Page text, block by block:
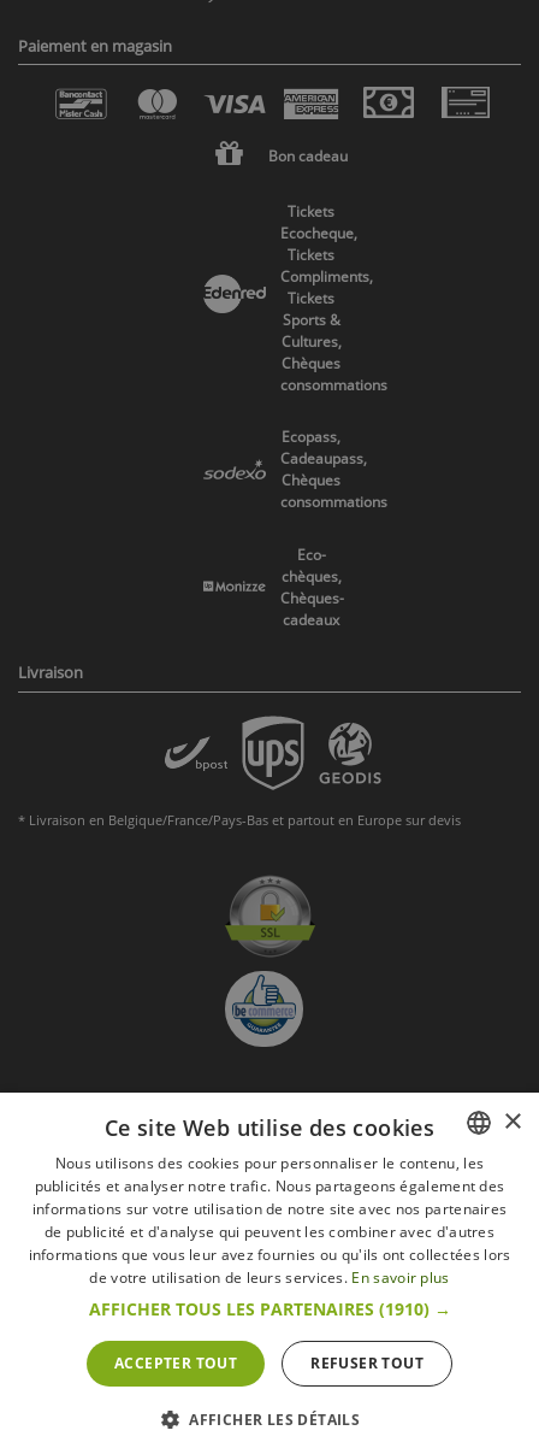
Paiement en magasin
Bon cadeau
Tickets
Ecocheque,
Tickets
Compliments,
Tickets
Sports &
Cultures,
Chèques
consommations
Ecopass,
Cadeaupass,
Chèques
consommations
Eco-
chèques,
Chèques-
cadeaux
Livraison
* Livraison en Belgique/France/Pays-Bas et partout en Europe sur devis
S'abonner à la Newsletter
Je suis d'accord avec les Mentions légales
Toutes les marques Conditions générales
Mentions légales
Retour & Droit de rétractation
FAQ Recrutement
s'entendent toutes taxes comprises.
Conformément au livre VI « Pratiques du marché et protection du consommateur » du
Code belge de droit économique.
Le Client agissant en tant que consommateur dispose d’un droit de
Que faire en cas de litige,Plus d'infos
FRENCH
DUTCH
×
Ce site Web utilise des cookies
Nous utilisons des cookies pour personnaliser le contenu, les
publicités et analyser notre trafic. Nous partageons également des
informations sur votre utilisation de notre site avec nos partenaires
de publicité et d'analyse qui peuvent les combiner avec d'autres
informations que vous leur avez fournies ou qu'ils ont collectées lors
de votre utilisation de leurs services. En savoir plus
AFFICHER TOUS LES PARTENAIRES (1910) →
ACCEPTER TOUT REFUSER TOUT
AFFICHER LES DÉTAILS